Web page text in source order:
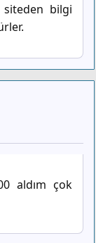
siteden bilgi
aldım çok